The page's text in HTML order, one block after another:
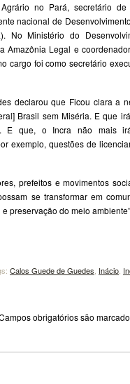
no Pará, secretário de
nacional de
No Ministério do
Amazônia Legal e
cargo foi como secretário
declarou que Ficou clara a
Brasil sem Miséria. E que
E que, o Incra não mais
exemplo, questões de
prefeitos e movimentos
se transformar em
preservação do meio
Calos Guede de Guedes Inácio
obrigatórios são